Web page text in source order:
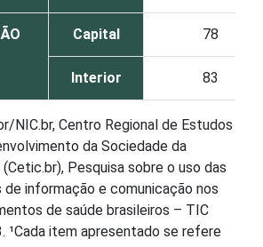
Capital 78
Interior 83
NIC.br, Centro Regional de Estudos
da Sociedade da
Pesquisa sobre o uso das
informação e comunicação nos
de saúde brasileiros – TIC
¹Cada item apresentado se refere